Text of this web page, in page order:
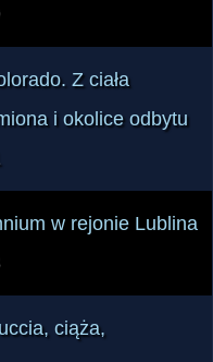
Z ciała
i okolice odbytu